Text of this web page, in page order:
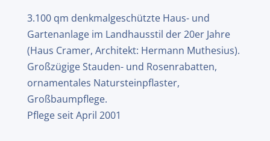
3.100 qm denkmalgeschützte Haus- und
Gartenanlage im Landhausstil der 20er Jahre
(Haus Cramer, Architekt: Hermann Muthesius).
Großzügige Stauden- und Rosenrabatten,
ornamentales Natursteinpflaster,
Großbaumpflege.
Pflege seit April 2001